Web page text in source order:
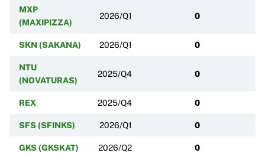
MXP
(MAXIPIZZA)
2026/Q1 0
SKN (SAKANA) 2026/Q1 0
NTU
(NOVATURAS)
2025/Q4 0
REX 2025/Q4 0
SFS (SFINKS) 2026/Q1 0
GKS (GKSKAT) 2026/Q2 0